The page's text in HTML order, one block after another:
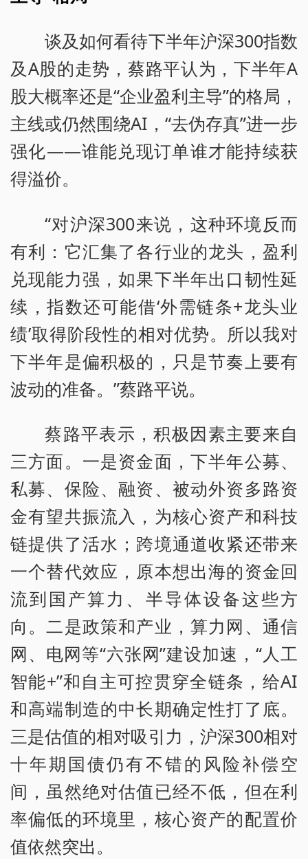
谈及如何看待下半年沪深300指数
及A股的走势，蔡路平认为，下半年A
股大概率还是“企业盈利主导”的格局，
主线或仍然围绕AI，“去伪存真”进一步
强化——谁能兑现订单谁才能持续获
得溢价。
“对沪深300来说，这种环境反而
有利：它汇集了各行业的龙头，盈利
兑现能力强，如果下半年出口韧性延
续，指数还可能借‘外需链条+龙头业
绩’取得阶段性的相对优势。所以我对
下半年是偏积极的，只是节奏上要有
波动的准备。”蔡路平说。
蔡路平表示，积极因素主要来自
三方面。一是资金面，下半年公募、
私募、保险、融资、被动外资多路资
金有望共振流入，为核心资产和科技
链提供了活水；跨境通道收紧还带来
一个替代效应，原本想出海的资金回
流到国产算力、半导体设备这些方
向。二是政策和产业，算力网、通信
网、电网等“六张网”建设加速，“人工
智能+”和自主可控贯穿全链条，给AI
和高端制造的中长期确定性打了底。
三是估值的相对吸引力，沪深300相对
十年期国债仍有不错的风险补偿空
间，虽然绝对估值已经不低，但在利
率偏低的环境里，核心资产的配置价
值依然突出。